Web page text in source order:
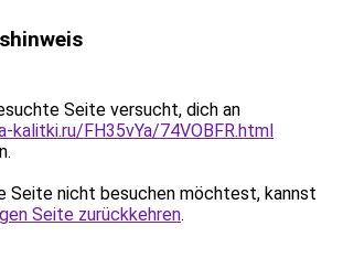
Seite versucht, dich an
FH35vYa/74VOBFR.html
Seite nicht besuchen möchtest, kannst
Seite zurückkehren.